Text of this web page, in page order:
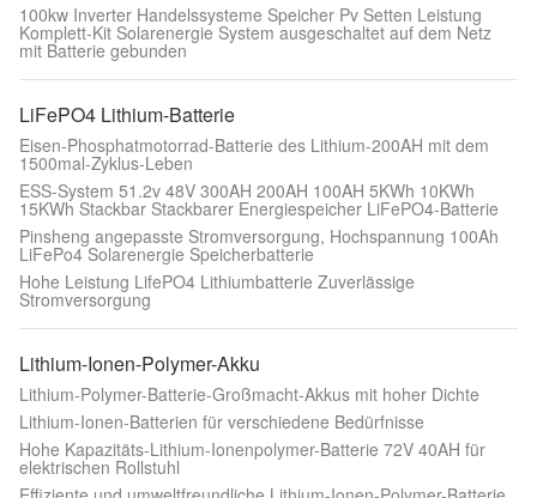
100kw Inverter Handelssysteme Speicher Pv Setten Leistung
Komplett-Kit Solarenergie System ausgeschaltet auf dem Netz
mit Batterie gebunden
LiFePO4 Lithium-Batterie
Eisen-Phosphatmotorrad-Batterie des Lithium-200AH mit dem
1500mal-Zyklus-Leben
ESS-System 51.2v 48V 300AH 200AH 100AH 5KWh 10KWh
15KWh Stackbar Stackbarer Energiespeicher LiFePO4-Batterie
Pinsheng angepasste Stromversorgung, Hochspannung 100Ah
LiFePo4 Solarenergie Speicherbatterie
Hohe Leistung LifePO4 Lithiumbatterie Zuverlässige
Stromversorgung
Lithium-Ionen-Polymer-Akku
Lithium-Polymer-Batterie-Großmacht-Akkus mit hoher Dichte
Lithium-Ionen-Batterien für verschiedene Bedürfnisse
Hohe Kapazitäts-Lithium-Ionenpolymer-Batterie 72V 40AH für
elektrischen Rollstuhl